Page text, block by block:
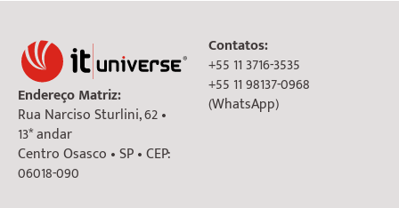
Endereço Matriz:
Rua Narciso Sturlini, 62 •
13* andar
Centro Osasco • SP • CEP:
06018-090
Contatos:
+55 11 3716-3535
+55 11 98137-0968
(WhatsApp)